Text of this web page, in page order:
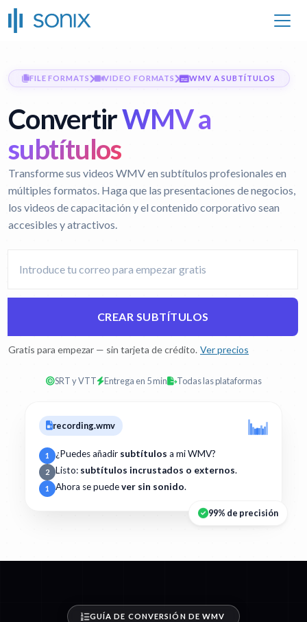
FILE FORMATS VIDEO FORMATS WMV A SUBTÍTULOS
ConvertirWMV a
subtítulos
Transforme sus videos WMV en subtítulos profesionales en
múltiples formatos. Haga que las presentaciones de negocios,
los videos de capacitación y el contenido corporativo sean
accesibles y atractivos.
CREAR SUBTÍTULOS
Gratis para empezar — sin tarjeta de crédito. Ver precios
SRT y VTT Entrega en 5 min Todas las plataformas
recording.wmv
1 ¿Puedes añadir subtítulos a mi WMV?
2 Listo: subtítulos incrustados o externos.
1 Ahora se puedever sin sonido.
99% de precisión
GUÍA DE CONVERSIÓN DE WMV